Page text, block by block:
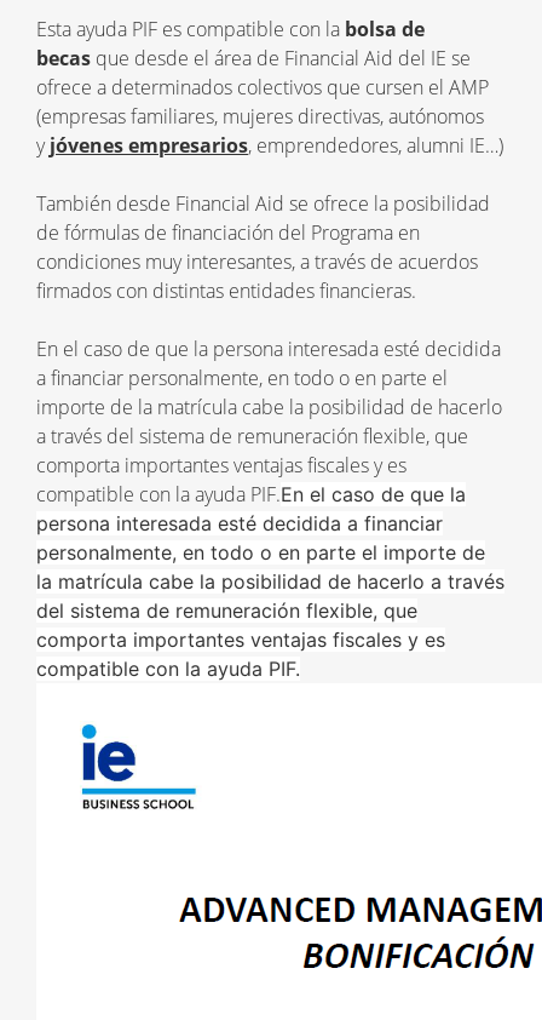
Esta ayuda PIF es compatible con la bolsa de
becas que desde el área de Financial Aid del IE se
ofrece a determinados colectivos que cursen el AMP
(empresas familiares, mujeres directivas, autónomos
yjóvenes empresarios, emprendedores, alumni IE…)
También desde Financial Aid se ofrece la posibilidad
de fórmulas de financiación del Programa en
condiciones muy interesantes, a través de acuerdos
firmados con distintas entidades financieras.
En el caso de que la persona interesada esté decidida
a financiar personalmente, en todo o en parte el
importe de la matrícula cabe la posibilidad de hacerlo
a través del sistema de remuneración flexible, que
comporta importantes ventajas fiscales y es
compatible con la ayuda PIF.En el caso de que la
persona interesada esté decidida a financiar
personalmente, en todo o en parte el importe de
la matrícula cabe la posibilidad de hacerlo a través
del sistema de remuneración flexible, que
comporta importantes ventajas fiscales y es
compatible con la ayuda PIF.